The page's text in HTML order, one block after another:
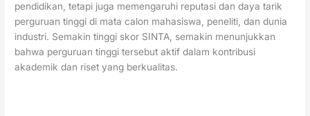
pendidikan, tetapi juga memengaruhi reputasi dan daya tarik
perguruan tinggi di mata calon mahasiswa, peneliti, dan dunia
industri. Semakin tinggi skor SINTA, semakin menunjukkan
bahwa perguruan tinggi tersebut aktif dalam kontribusi
akademik dan riset yang berkualitas.